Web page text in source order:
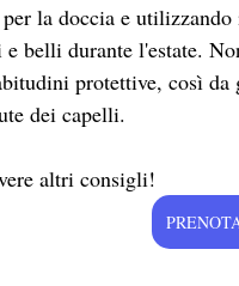
la doccia e
belli durante l'estate.
protettive, così
dei capelli.
altri consigli!